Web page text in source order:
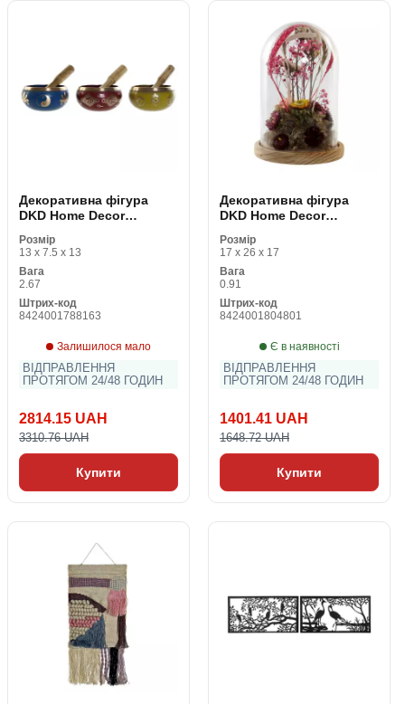
Декоративна фігура
DKD Home Decor
x 7,5 cm Червоний Синій
Розмір
13 x 7.5 x 13
Вага
2.67
Штрих-код
8424001788163
Залишилося мало
ВІДПРАВЛЕННЯ
ПРОТЯГОМ 24/48 ГОДИН
2814.15 UAH
3310.76 UAH
Купити
Декоративна фігура
DKD Home Decor
Дерев'яний MDF (17 x 17
Розмір
17 x 26 x 17
Вага
0.91
Штрих-код
8424001804801
Є в наявності
ВІДПРАВЛЕННЯ
ПРОТЯГОМ 24/48 ГОДИН
1401.41 UAH
1648.72 UAH
Купити